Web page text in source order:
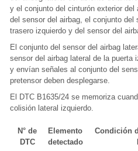
y el conjunto del cinturón exterior
del sensor del airbag, el conjunto del
trasero izquierdo y del sensor del
El conjunto del sensor del airbag
sensor del airbag lateral de la
y envían señales al conjunto del
pretensor deben desplegarse.
El DTC B1635/24 se memoriza
colisión lateral izquierdo.
N° de
DTC
Elemento
detectado
Condición